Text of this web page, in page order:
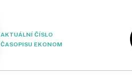
AKTUÁLNÍ ČÍSLO
ČASOPISU EKONOM